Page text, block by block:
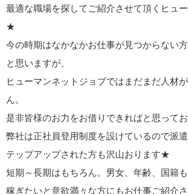
最適な職場を探してご紹介させて頂くヒュ
★
今の時期はなかなかお仕事が見つからない
と思いますが、
ヒューマンネットジョブではまだまだ人材
ん。
是非皆様のお力をお借りできればと思ってお
弊社は正社員登用制度を設けているので派
テップアップされた方も沢山おります★
短期～長期はもちろん。男女、年齢、国籍
稼ぎたいと意欲満々な方にもお仕事ご紹介